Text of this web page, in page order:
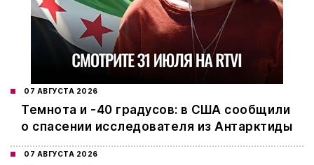
07 АВГУСТА 2026
Темнота и -40 градусов: в США сообщили
о спасении исследователя из Антарктиды
07 АВГУСТА 2026